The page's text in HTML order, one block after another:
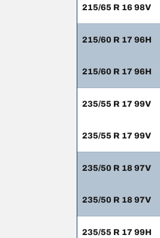
215/65 R 16 98V
215/60 R 17 96H
215/60 R 17 96H
235/55 R 17 99V
235/55 R 17 99V
235/50 R 18 97V
235/50 R 18 97V
235/55 R 17 99H